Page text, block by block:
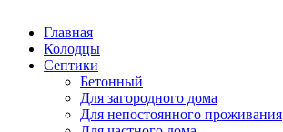
Главная
Колодцы
Септики
Бетонный
Для загородного дома
Для непостоянного проживания